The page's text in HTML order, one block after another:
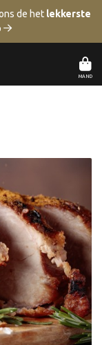
de het lekkerste

MAND